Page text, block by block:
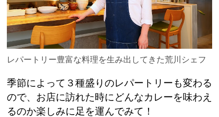
レパートリー豊富な料理を生み出してきた荒川シェフ
季節によって３種盛りのレパートリーも変わる
ので、お店に訪れた時にどんなカレーを味わえ
るのか楽しみに足を運んでみて！